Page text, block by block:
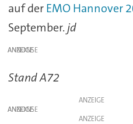
auf derEMO Hannover
September. jd
ANZEIGE
Stand A72
ANZEIGE
ANZEIGE
ANZEIGE